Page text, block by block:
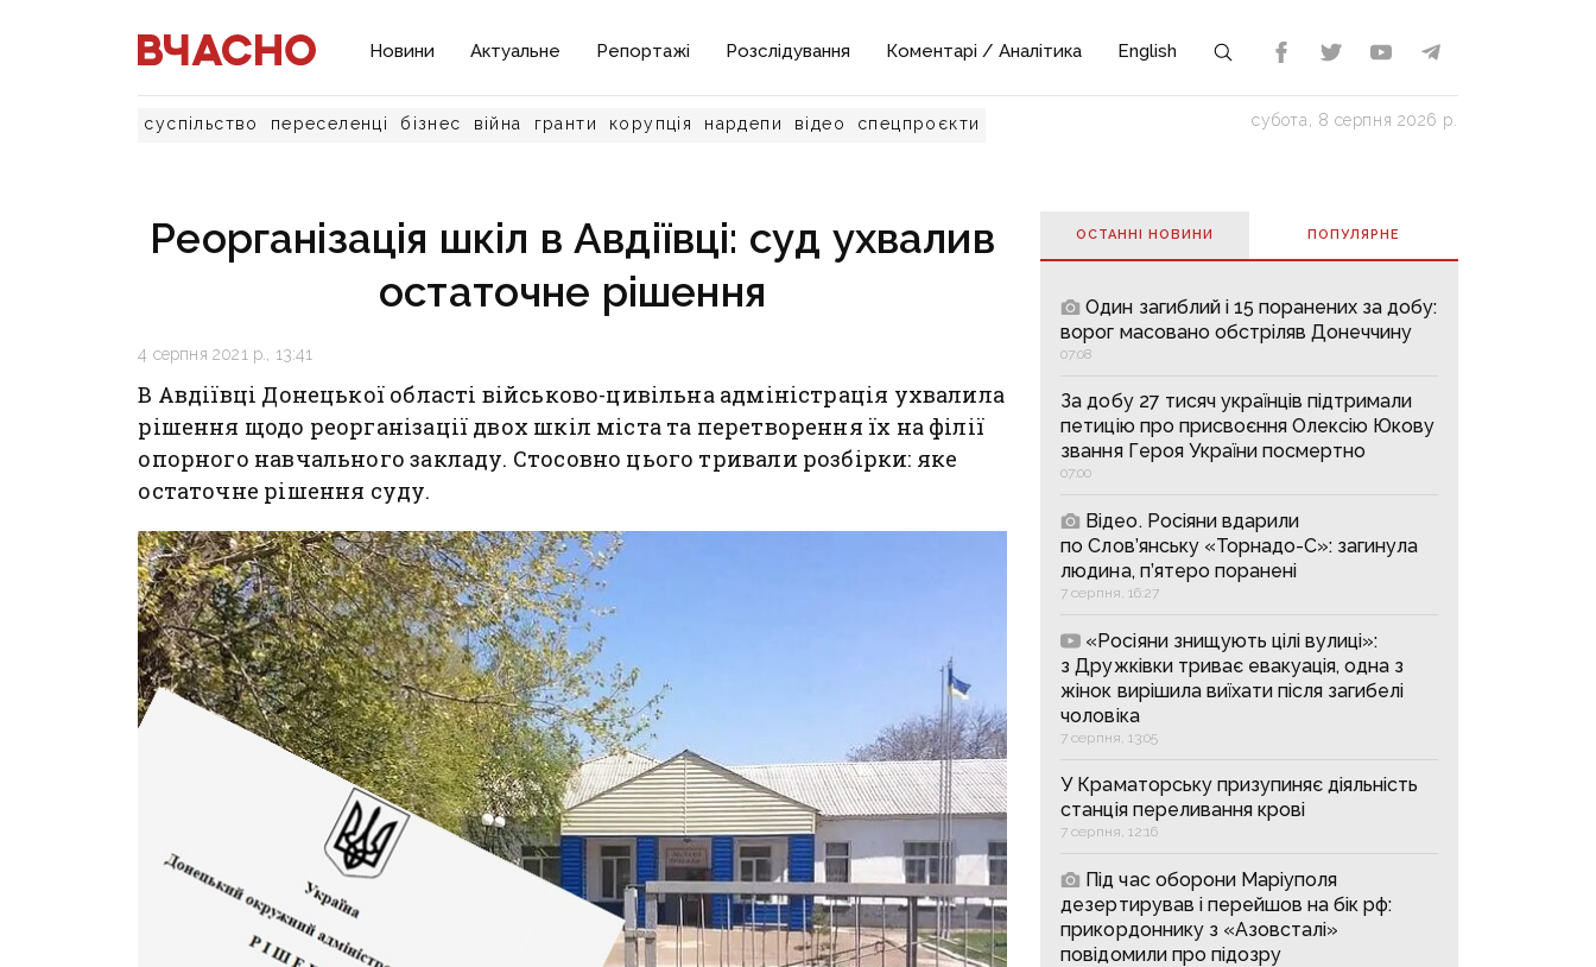
Новини Актуальне Репортажі Розслідування Коментарі / Аналітика English
суспільство переселенці бізнес війна гранти корупція нардепи відео спецпроєкти субота, 8 серпня 2026 р.
Реорганізація шкіл в Авдіївці: суд ухвалив
остаточне рішення
4 серпня 2021 р., 13:41
В Авдіївці Донецької області військово-цивільна адміністрація ухвалила
рішення щодо реорганізації двох шкіл міста та перетворення їх на філії
опорного навчального закладу. Стосовно цього тривали розбірки: яке
остаточне рішення суду.
ОСТАННІ НОВИНИ ПОПУЛЯРНE
Один загиблий і 15 поранених за добу:
ворог масовано обстріляв Донеччину
07:08
За добу 27 тисяч українців підтримали
петицію про присвоєння Олексію Юкову
звання Героя України посмертно
07:00
Відео. Росіяни вдарили
по Слов’янську «Торнадо-С»: загинула
людина, п’ятеро поранені
7 серпня, 16:27
«Росіяни знищують цілі вулиці»:
з Дружківки триває евакуація, одна з
жінок вирішила виїхати після загибелі
чоловіка
7 серпня, 13:05
У Краматорську призупиняє діяльність
станція переливання крові
7 серпня, 12:16
Під час оборони Маріуполя
дезертирував і перейшов на бік рф:
прикордоннику з «Азовсталі»
повідомили про підозру